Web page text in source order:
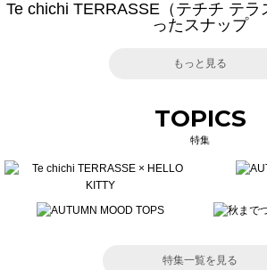
Te chichi TERRASSE（テチチ テラ
ったスナップ
もっと見る
TOPICS
特集
特集一覧を見る